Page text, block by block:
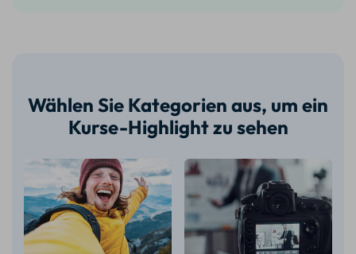
Wählen Sie Kategorien aus, um ein
Kurse-Highlight zu sehen